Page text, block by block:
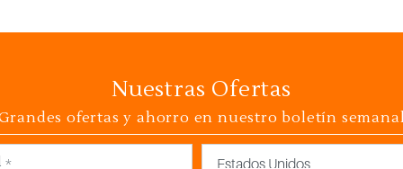
Nuestras Ofertas
ofertas y ahorro en nuestro boletín semanal